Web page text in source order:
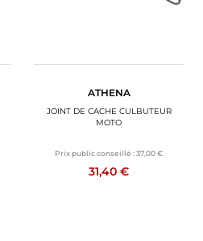
ATHENA
JOINT DE CACHE CULBUTEUR
MOTO
Prix public conseillé :37,00 €
31,40 €